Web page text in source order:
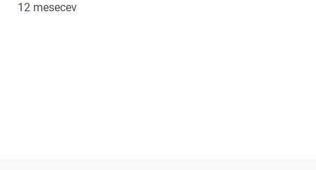
12 mesecev